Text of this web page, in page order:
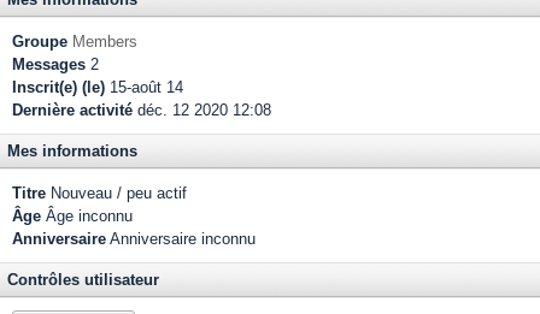
Groupe Members
Messages 2
Inscrit(e) (le) 15-août 14
Dernière activité déc. 12 2020 12:08
Mes informations
Titre Nouveau / peu actif
Âge Âge inconnu
Anniversaire Anniversaire inconnu
Contrôles utilisateur